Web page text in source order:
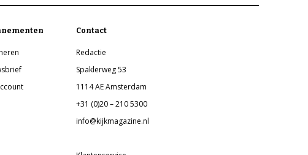
Contact
Redactie
Spaklerweg 53
1114 AE Amsterdam
+31 (0)20 – 210 5300
info@kijkmagazine.nl